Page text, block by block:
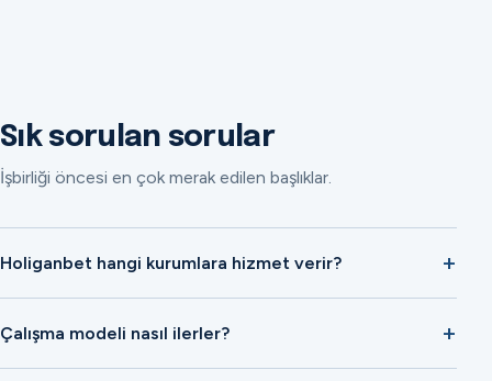
Sık sorulan sorular
İşbirliği öncesi en çok merak edilen başlıklar.
Holiganbet hangi kurumlara hizmet verir?
Çalışma modeli nasıl ilerler?